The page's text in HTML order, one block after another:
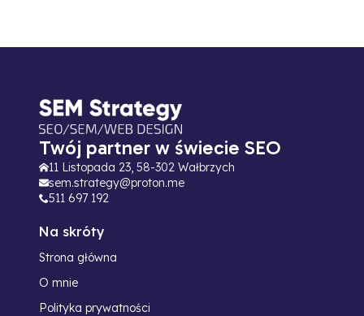
Twój partner w świecie SEO
11 Listopada 23, 58-302 Wałbrzych
sem.strategy@proton.me
511 697 192
Na skróty
Strona główna
O mnie
Polityka prywatności